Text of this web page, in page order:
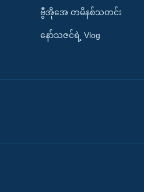
ဗွီအိုအေ တမိနစ်သတင်း
နော်သဇင်ရဲ့ Vlog